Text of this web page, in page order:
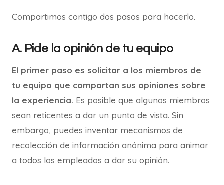
Compartimos contigo dos pasos para hacerlo.
A. Pide la opinión de tu equipo
El primer paso es solicitar a los miembros de
tu equipo que compartan sus opiniones sobre
la experiencia. Es posible que algunos miembros
sean reticentes a dar un punto de vista. Sin
embargo, puedes inventar mecanismos de
recolección de información anónima para animar
a todos los empleados a dar su opinión.